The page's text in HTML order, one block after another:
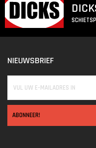
NIEUWSBRIEF
ABONNEER!